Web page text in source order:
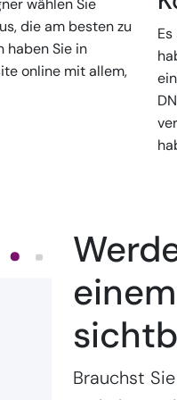
wählen Sie
die am besten zu
haben Sie in
online mit allem,
Brauchst